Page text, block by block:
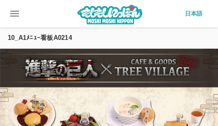
menu 日本語
10_A1ﾒﾆｭｰ看板A0214